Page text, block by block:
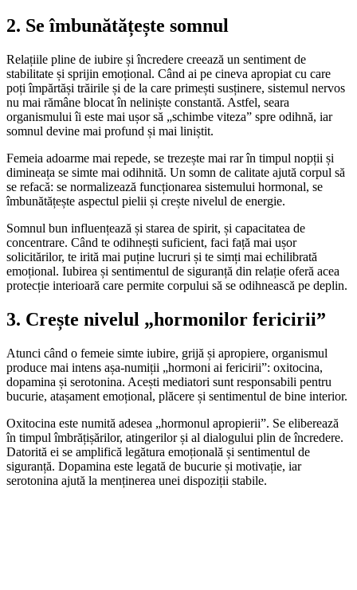
2. Se îmbunătățește somnul
Relațiile pline de iubire și încredere creează un sentiment de
stabilitate și sprijin emoțional. Când ai pe cineva apropiat cu care
poți împărtăși trăirile și de la care primești susținere, sistemul nervos
nu mai rămâne blocat în neliniște constantă. Astfel, seara
organismului îi este mai ușor să „schimbe viteza” spre odihnă, iar
somnul devine mai profund și mai liniștit.
Femeia adoarme mai repede, se trezește mai rar în timpul nopții și
dimineața se simte mai odihnită. Un somn de calitate ajută corpul să
se refacă: se normalizează funcționarea sistemului hormonal, se
îmbunătățește aspectul pielii și crește nivelul de energie.
Somnul bun influențează și starea de spirit, și capacitatea de
concentrare. Când te odihnești suficient, faci față mai ușor
solicitărilor, te irită mai puține lucruri și te simți mai echilibrată
emoțional. Iubirea și sentimentul de siguranță din relație oferă acea
protecție interioară care permite corpului să se odihnească pe deplin.
3. Crește nivelul „hormonilor fericirii”
Atunci când o femeie simte iubire, grijă și apropiere, organismul
produce mai intens așa-numiții „hormoni ai fericirii”: oxitocina,
dopamina și serotonina. Acești mediatori sunt responsabili pentru
bucurie, atașament emoțional, plăcere și sentimentul de bine interior.
Oxitocina este numită adesea „hormonul apropierii”. Se eliberează
în timpul îmbrățișărilor, atingerilor și al dialogului plin de încredere.
Datorită ei se amplifică legătura emoțională și sentimentul de
siguranță. Dopamina este legată de bucurie și motivație, iar
serotonina ajută la menținerea unei dispoziții stabile.